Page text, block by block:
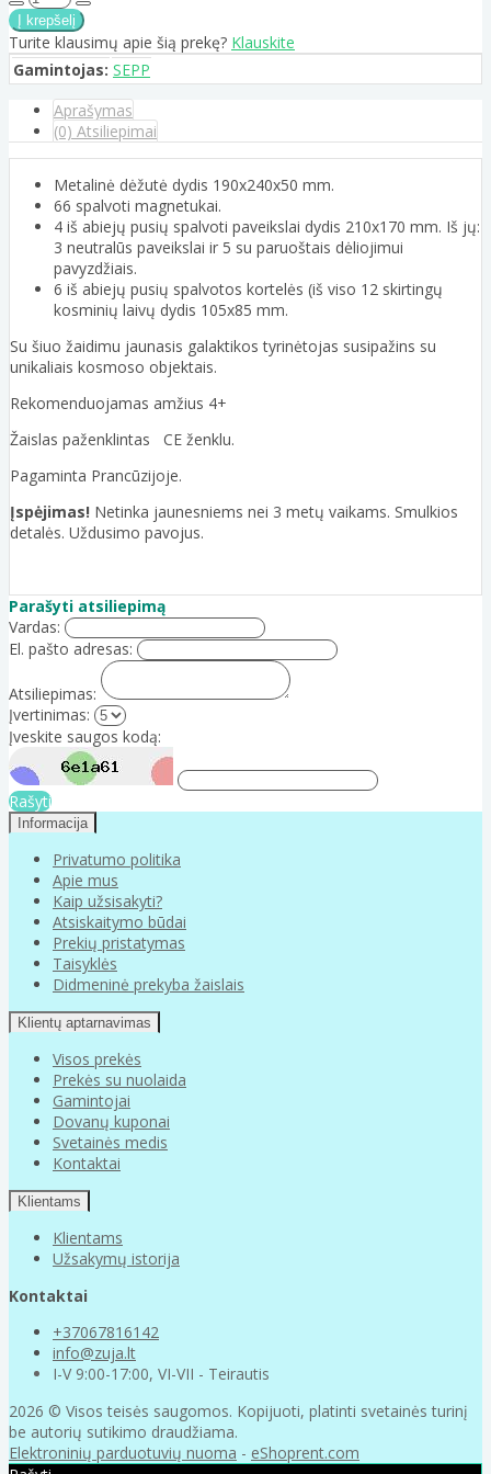
Turite klausimų apie šią prekę? Klauskite
Gamintojas: SEPP
Aprašymas
(0) Atsiliepimai
Metalinė dėžutė dydis 190x240x50 mm.
66 spalvoti magnetukai.
4 iš abiejų pusių spalvoti paveikslai dydis 210x170 mm. Iš jų:
3 neutralūs paveikslai ir 5 su paruoštais dėliojimui
pavyzdžiais.
6 iš abiejų pusių spalvotos kortelės (iš viso 12 skirtingų
kosminių laivų dydis 105x85 mm.
Su šiuo žaidimu jaunasis galaktikos tyrinėtojas susipažins su
unikaliais kosmoso objektais.
Rekomenduojamas amžius 4+
Žaislas paženklintas CE ženklu.
Pagaminta Prancūzijoje.
Įspėjimas! Netinka jaunesniems nei 3 metų vaikams. Smulkios
detalės. Uždusimo pavojus.
Parašyti atsiliepimą
Vardas:
El. pašto adresas:
Atsiliepimas:
Įvertinimas:
Įveskite saugos kodą:
Rašyti
Informacija
Privatumo politika
Apie mus
Kaip užsisakyti?
Atsiskaitymo būdai
Prekių pristatymas
Taisyklės
Didmeninė prekyba žaislais
Klientų aptarnavimas
Visos prekės
Prekės su nuolaida
Gamintojai
Dovanų kuponai
Svetainės medis
Kontaktai
Klientams
Klientams
Užsakymų istorija
Kontaktai
+37067816142
info@zuja.lt
I-V 9:00-17:00, VI-VII - Teirautis
2026 © Visos teisės saugomos. Kopijuoti, platinti svetainės turinį
be autorių sutikimo draudžiama.
Elektroninių parduotuvių nuoma - eShoprent.com